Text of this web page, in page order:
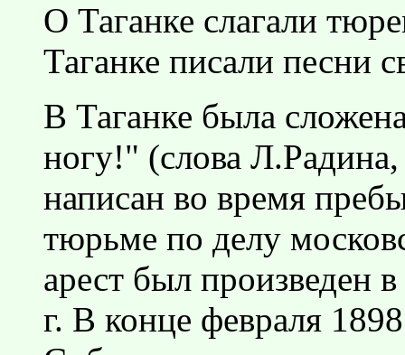
О Таганке слагали
Таганке писали песни
В Таганке была
ногу!" (слова
написан во время
тюрьме по делу
арест был произведен
г. В конце февраля